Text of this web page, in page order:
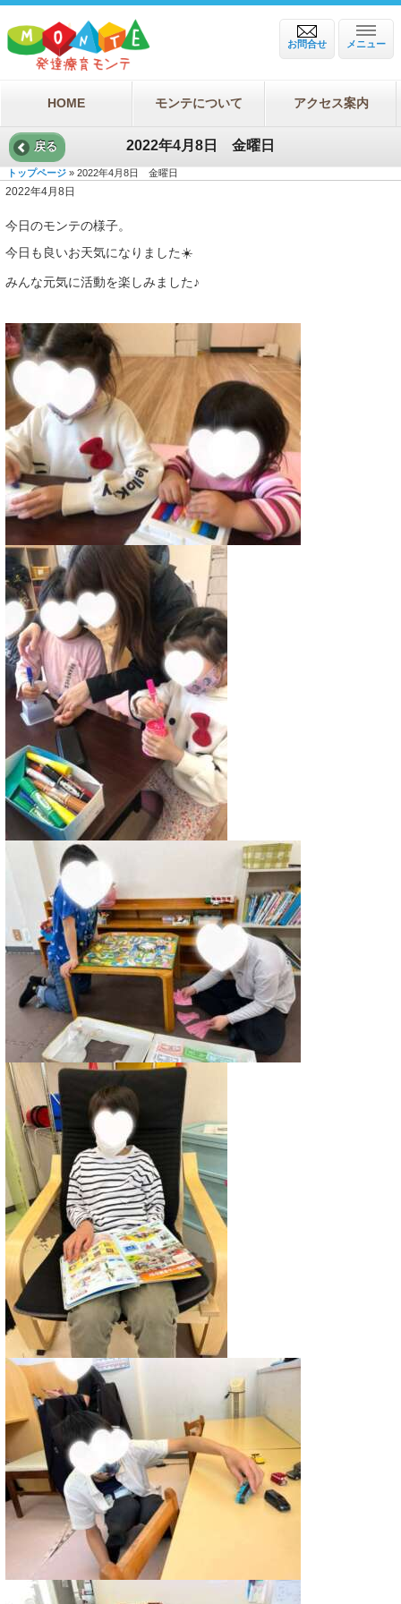
メニュー
お問合せ
HOME モンテについて アクセス案内
戻る 2022年4月8日 金曜日
トップページ » 2022年4月8日 金曜日
2022年4月8日
今日のモンテの様子。
今日も良いお天気になりました☀️
みんな元気に活動を楽しみました♪